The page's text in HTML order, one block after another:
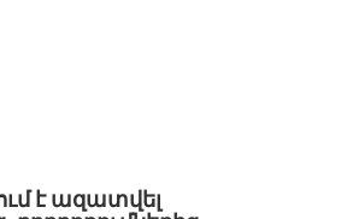
է ազատվել